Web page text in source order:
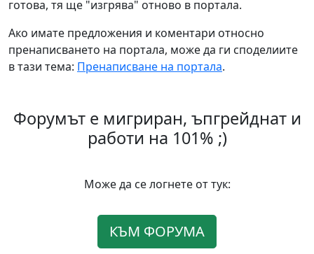
готова, тя ще "изгрява" отново в портала.
Ако имате предложения и коментари относно
пренаписването на портала, може да ги споделиите
в тази тема: Пренаписване на портала.
Форумът е мигриран, ъпгрейднат и
работи на 101% ;)
Може да се логнете от тук:
КЪМ ФОРУМА